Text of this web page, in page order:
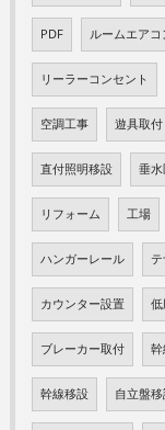
PDF ルームエアコ
リーラーコンセント
空調工事 遊具取付
直付照明移設 垂
リフォーム 工場
ハンガーレール
カウンター設置
ブレーカー取付 幹
幹線移設 自立盤